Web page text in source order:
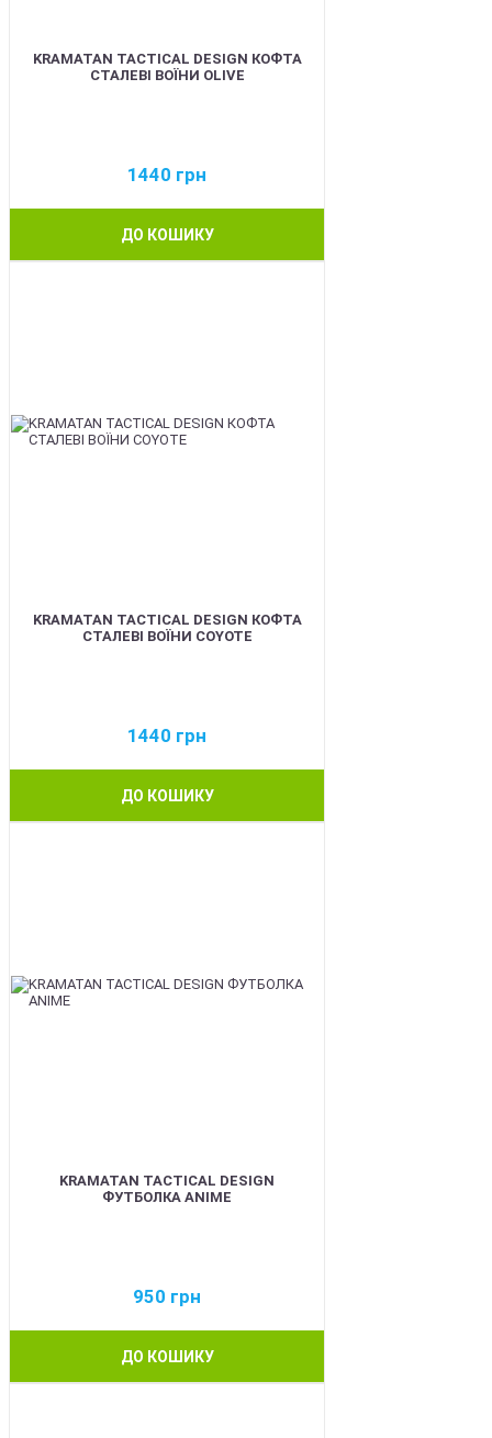
KRAMATAN TACTICAL DESIGN КОФТА
СТАЛЕВІ ВОЇНИ OLIVE
1440 грн
ДО КОШИКУ
KRAMATAN TACTICAL DESIGN КОФТА
СТАЛЕВІ ВОЇНИ COYOTE
1440 грн
ДО КОШИКУ
KRAMATAN TACTICAL DESIGN
ФУТБОЛКА ANIME
950 грн
ДО КОШИКУ